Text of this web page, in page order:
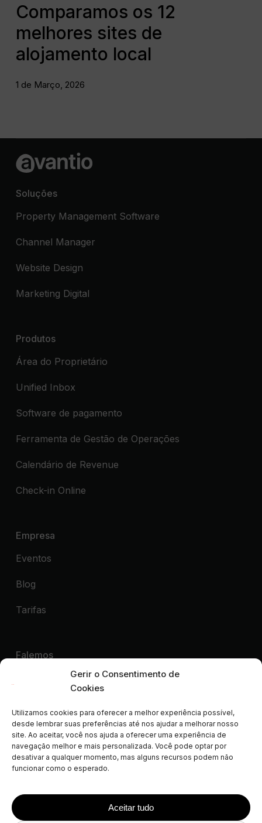
Gerir o Consentimento de
Cookies
Utilizamos cookies para oferecer a melhor experiência possível,
desde lembrar suas preferências até nos ajudar a melhorar nosso
site. Ao aceitar, você nos ajuda a oferecer uma experiência de
navegação melhor e mais personalizada. Você pode optar por
desativar a qualquer momento, mas alguns recursos podem não
funcionar como o esperado.
Aceitar tudo
Comparamos os 12
melhores sites de
alojamento local
1 de Março, 2026
Soluções
Property Management Software
Channel Manager
Website Design
Marketing Digital
Produtos
Área do Proprietário
Unified Inbox
Software de pagamento
Ferramenta de Gestão de Operações
Calendário de Revenue
Check-in Online
Empresa
Eventos
Blog
Tarifas
Falemos
Quero uma Demonstração
Parceiros colaboradores de:
ALEP AIGAB APAR APARTURE
APTUR
ASCAV
ATA AVVA CLF FEVITUR
ISCF
STAA
STAMA VDFA